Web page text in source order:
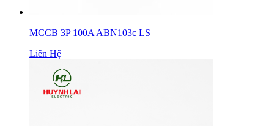
MCCB 3P 100A ABN103c LS
Liên Hệ